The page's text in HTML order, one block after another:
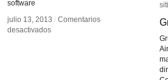
software
julio 13, 2013 / Comentarios
desactivadosen
julio 13, 2013 / Comentarios
desactivadosen